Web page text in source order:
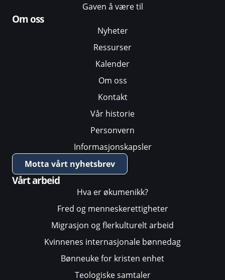
Gaven å være til
Om oss
Nyheter
Ressurser
Kalender
Om oss
Kontakt
Vår historie
Personvern
Informasjonskapsler
Motta vårt nyhetsbrev
Vårt arbeid
Hva er økumenikk?
Fred og menneskerettigheter
Migrasjon og flerkulturelt arbeid
Kvinnenes internasjonale bønnedag
Bønneuke for kristen enhet
Teologiske samtaler